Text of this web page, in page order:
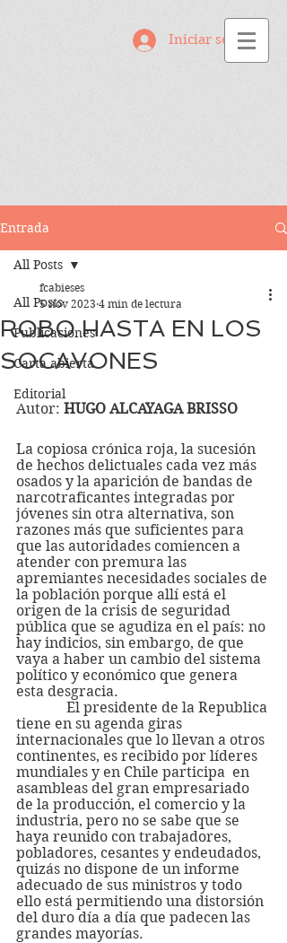
Iniciar sesión
Entrada
All Posts
Publicaciones
Carta abierta
Editorial
All Posts
ROBO HASTA EN LOS
SOCAVONES
fcabieses
5 nov 2023 4 min de lectura
Autor: HUGO ALCAYAGA BRISSO
La copiosa crónica roja, la sucesión
de hechos delictuales cada vez más
osados y la aparición de bandas de
narcotraficantes integradas por
jóvenes sin otra alternativa, son
razones más que suficientes para
que las autoridades comiencen a
atender con premura las
apremiantes necesidades sociales de
la población porque allí está el
origen de la crisis de seguridad
pública que se agudiza en el país: no
hay indicios, sin embargo, de que
vaya a haber un cambio del sistema
político y económico que genera
esta desgracia.
tiene en su agenda giras
internacionales que lo llevan a otros
continentes, es recibido por líderes
mundiales y en Chile participa  en
asambleas del gran empresariado
de la producción, el comercio y la
industria, pero no se sabe que se
haya reunido con trabajadores,
pobladores, cesantes y endeudados,
quizás no dispone de un informe
adecuado de sus ministros y todo
ello está permitiendo una distorsión
del duro día a día que padecen las
grandes mayorías.